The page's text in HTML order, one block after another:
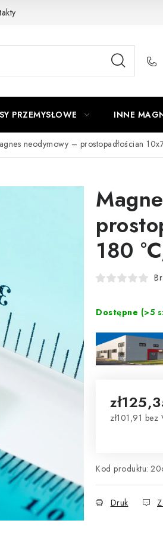
PRZEMYSŁOWE INNE
neodymowy – prostopadłościan
180
Dostępne (>5
zł101,91 bez
Kod produktu:
Druk